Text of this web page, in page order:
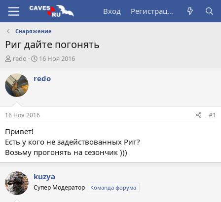
Вход Регистрация
Снаряжение
Риг дайте погонять
А
т
о
р
т
е
м
ы
redo
Д
т
ч
а
16 Ноя 2016
redo
16 Ноя 2016 #1
Привет!
Есть у кого не задействованных Риг?
Возьму прогонять на сезончик )))
kuzya
Супер Модератор Команда форума